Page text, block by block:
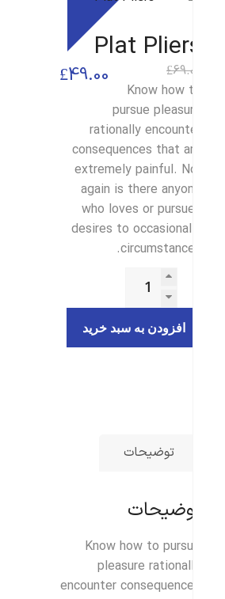
Plat
قیمت
اصلی
£69.00
بود.
£49.00
قیمت
فعلی
£49.00
است.
Know how
pursue
rationally
consequences that
extremely painful.
again is there
who loves or
desires to
افزودن به سبد خرید
توضیحات
Know how to
pleasure
encounter